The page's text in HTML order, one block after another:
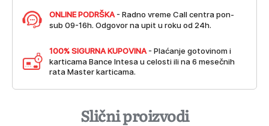
ONLINE PODRŠKA - Radno vreme Call centra pon-
sub 09-16h. Odgovor na upit u roku od 24h.
100% SIGURNA KUPOVINA - Plaćanje gotovinom i
karticama Bance Intesa u celosti ili na 6 mesečnih
rata Master karticama.
Slični proizvodi